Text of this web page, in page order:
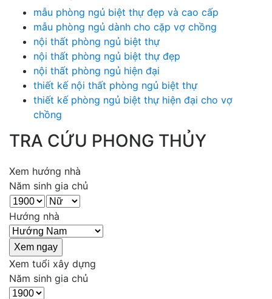
mẫu phòng ngủ biệt thự đẹp và cao cấp
mẫu phòng ngủ dành cho cặp vợ chồng
nội thất phòng ngủ biệt thự
nội thất phòng ngủ biệt thự đẹp
nội thất phòng ngủ hiện đại
thiết kế nội thất phòng ngủ biệt thự
thiết kế phòng ngủ biệt thự hiện đại cho vợ
chồng
TRA CỨU PHONG THỦY
Xem hướng nhà
Năm sinh gia chủ
Hướng nhà
Xem tuổi xây dựng
Năm sinh gia chủ